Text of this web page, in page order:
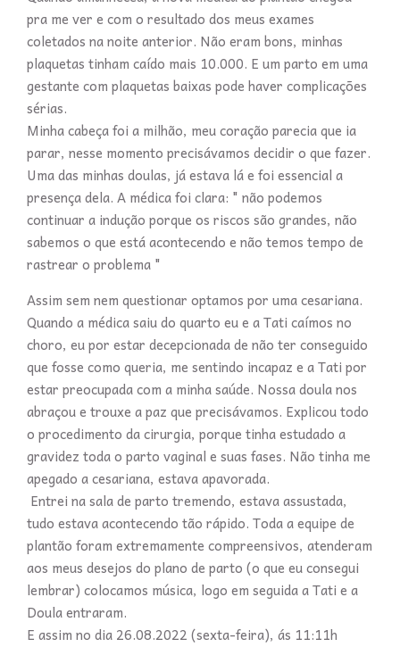
pra me ver e com o resultado dos meus exames
coletados na noite anterior. Não eram bons, minhas
plaquetas tinham caído mais 10.000. E um parto em uma
gestante com plaquetas baixas pode haver complicações
sérias.
Minha cabeça foi a milhão, meu coração parecia que ia
parar, nesse momento precisávamos decidir o que fazer.
Uma das minhas doulas, já estava lá e foi essencial a
presença dela. A médica foi clara: " não podemos
continuar a indução porque os riscos são grandes, não
sabemos o que está acontecendo e não temos tempo de
rastrear o problema "
Assim sem nem questionar optamos por uma cesariana.
Quando a médica saiu do quarto eu e a Tati caímos no
choro, eu por estar decepcionada de não ter conseguido
que fosse como queria, me sentindo incapaz e a Tati por
estar preocupada com a minha saúde. Nossa doula nos
abraçou e trouxe a paz que precisávamos. Explicou todo
o procedimento da cirurgia, porque tinha estudado a
gravidez toda o parto vaginal e suas fases. Não tinha me
apegado a cesariana, estava apavorada.
Entrei na sala de parto tremendo, estava assustada,
tudo estava acontecendo tão rápido. Toda a equipe de
plantão foram extremamente compreensivos, atenderam
aos meus desejos do plano de parto (o que eu consegui
lembrar) colocamos música, logo em seguida a Tati e a
Doula entraram.
E assim no dia 26.08.2022 (sexta-feira), ás 11:11h